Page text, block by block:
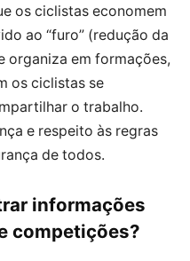
os ciclistas economem
ao “furo” (redução da
organiza em formações,
os ciclistas se
o trabalho.
e respeito às regras
de todos.
informações
competições?